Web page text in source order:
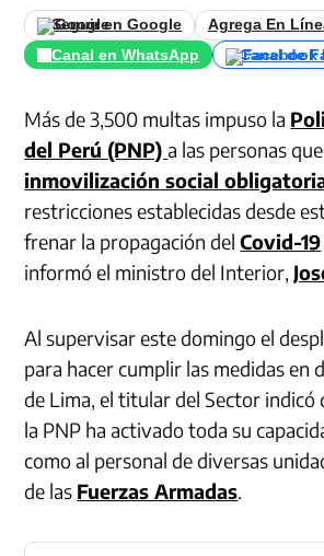
Seguir en Google
Agrega En
Canal en WhatsApp
Canal de
Más de 3,500 multas impuso la
del Perú (PNP)a las personas
inmovilización social
restricciones establecidas desde
frenar la propagación delCovid-19
informó el ministro del Interior,
Al supervisar este domingo el
para hacer cumplir las medidas en
de Lima, el titular del Sector indicó
la PNP ha activado toda su
como al personal de diversas
de las Fuerzas Armadas.